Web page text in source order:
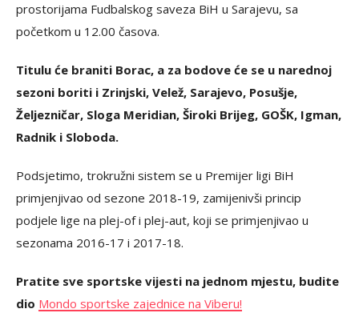
prostorijama Fudbalskog saveza BiH u Sarajevu, sa
početkom u 12.00 časova.
Titulu će braniti Borac, a za bodove će se u narednoj
sezoni boriti i Zrinjski, Velež, Sarajevo, Posušje,
Željezničar, Sloga Meridian, Široki Brijeg, GOŠK, Igman,
Radnik i Sloboda.
Podsjetimo, trokružni sistem se u Premijer ligi BiH
primjenjivao od sezone 2018-19, zamijenivši princip
podjele lige na plej-of i plej-aut, koji se primjenjivao u
sezonama 2016-17 i 2017-18.
Pratite sve sportske vijesti na jednom mjestu, budite
dio Mondo sportske zajednice na Viberu!